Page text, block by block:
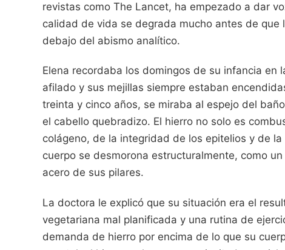
revistas como The Lancet, ha empezado a dar
calidad de vida se degrada mucho antes de
debajo del abismo analítico.
Elena recordaba los domingos de su infancia en
afilado y sus mejillas siempre estaban
treinta y cinco años, se miraba al espejo del
el cabello quebradizo. El hierro no solo es
colágeno, de la integridad de los epitelios y de
cuerpo se desmorona estructuralmente, como
acero de sus pilares.
La doctora le explicó que su situación era el
vegetariana mal planificada y una rutina de
demanda de hierro por encima de lo que su